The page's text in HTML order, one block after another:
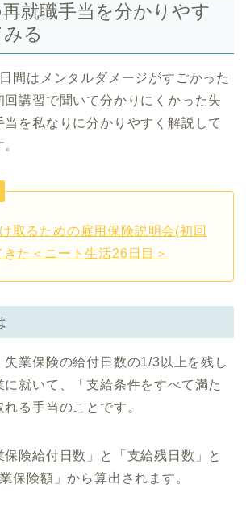
就職手当を分かりやす
る
間はメンタルダメージがすごかった
講習で聞いて分かりにくかった失
を私なりに分かりやすく解説して
取るための雇用保険説明会(初回
た＜ニート生活26日目＞
失業保険の給付日数の1/3以上を残し
に就いて、「支給条件をすべて満た
る手当のことです。
険給付日数」と「支給残日数」と
保険額」から算出されます。